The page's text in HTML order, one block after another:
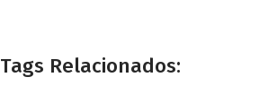
Tags Relacionados: